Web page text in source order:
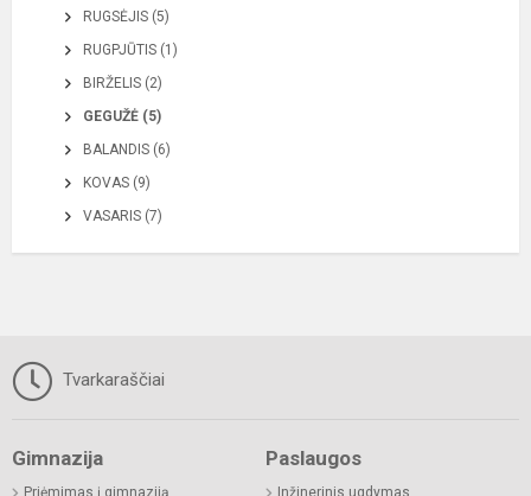
RUGSĖJIS (5)
RUGPJŪTIS (1)
BIRŽELIS (2)
GEGUŽĖ (5)
BALANDIS (6)
KOVAS (9)
VASARIS (7)
Tvarkaraščiai
Gimnazija
Priėmimas į gimnaziją
Paslaugos
Inžinerinis ugdymas